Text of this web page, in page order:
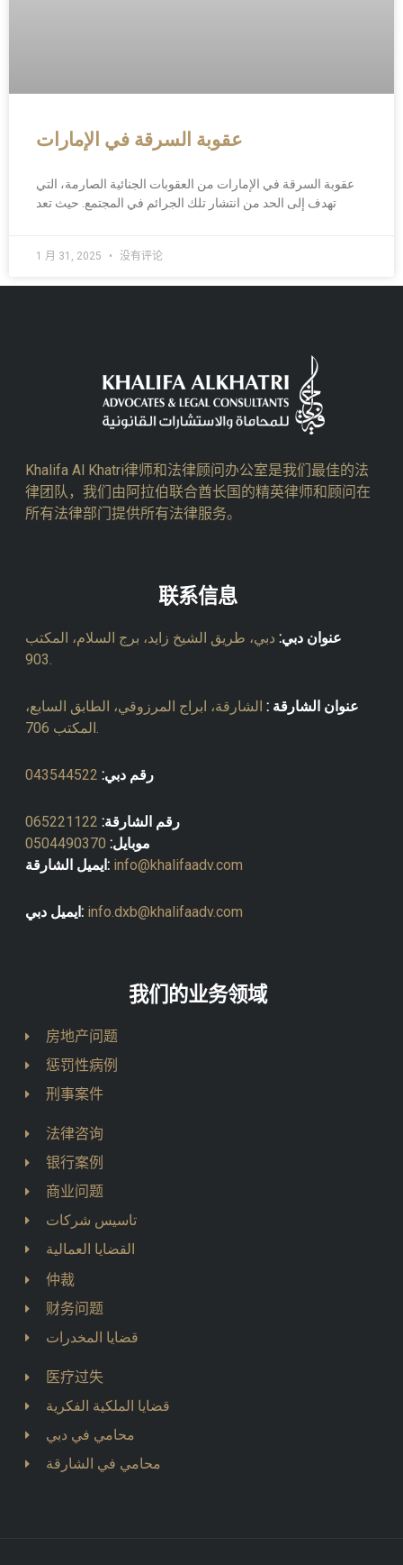
عقوبة السرقة في الإمارات
عقوبة السرقة في الإمارات من العقوبات الجنائية الصارمة، التي
تهدف إلى الحد من انتشار تلك الجرائم في المجتمع. حيث تعد
1 月 31, 2025 没有评论
Khalifa Al Khatri律师和法律顾问办公室是我们最佳的法
律团队，我们由阿拉伯联合酋长国的精英律师和顾问在
所有法律部门提供所有法律服务。
联系信息
عنوان دبي: دبي، طريق الشيخ زايد، برج السلام، المكتب
903.
عنوان الشارقة : الشارقة، ابراج المرزوقي، الطابق السابع،
المكتب 706.
رقم دبي: 043544522
رقم الشارقة: 065221122
موبايل: 0504490370
ايميل الشارقة: info@khalifaadv.com
ايميل دبي: info.dxb@khalifaadv.com
我们的业务领域
房地产问题
惩罚性病例
刑事案件
法律咨询
银行案例
商业问题
تاسيس شركات
القضايا العمالية
仲裁
财务问题
قضايا المخدرات
医疗过失
قضايا الملكية الفكرية
محامي في دبي
محامي في الشارقة